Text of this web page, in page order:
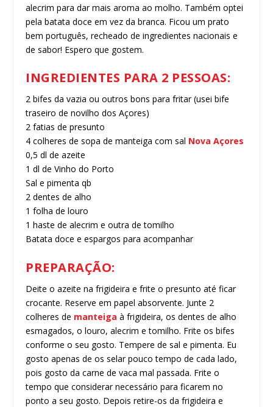
alecrim para dar mais aroma ao molho. Também optei
pela batata doce em vez da branca. Ficou um prato
bem português, recheado de ingredientes nacionais e
de sabor! Espero que gostem.
INGREDIENTES PARA 2 PESSOAS:
2 bifes da vazia ou outros bons para fritar (usei bife
traseiro de novilho dos Açores)
2 fatias de presunto
4 colheres de sopa de manteiga com sal Nova Açores
0,5 dl de azeite
1 dl de Vinho do Porto
Sal e pimenta qb
2 dentes de alho
1 folha de louro
1 haste de alecrim e outra de tomilho
Batata doce e espargos para acompanhar
PREPARAÇÃO:
Deite o azeite na frigideira e frite o presunto até ficar
crocante. Reserve em papel absorvente. Junte 2
colheres de manteiga à frigideira, os dentes de alho
esmagados, o louro, alecrim e tomilho. Frite os bifes
conforme o seu gosto. Tempere de sal e pimenta. Eu
gosto apenas de os selar pouco tempo de cada lado,
pois gosto da carne de vaca mal passada. Frite o
tempo que considerar necessário para ficarem no
ponto a seu gosto. Depois retire-os da frigideira e